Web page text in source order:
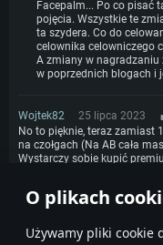
O plikach
Używamy pliki cookie
Facepalm... Po co pisać
pojęcia. Wszystkie te
ta szydera. Co do
celownika celowniczego
A zmiany w nagradzaniu
w poprzednich blogach i
Wojtek82 25 lipca 2023
No to pięknie, teraz zamiast
na czołgach (Na AB cała
Wystarczy sobie kupić